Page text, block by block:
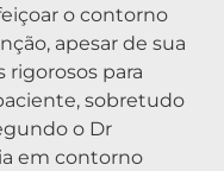
o contorno
apesar de sua
rigorosos para
sobretudo
o Dr
em contorno